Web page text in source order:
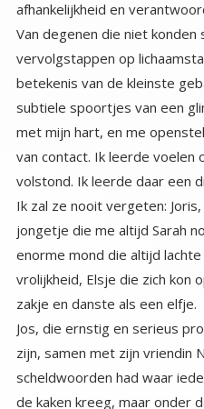
afhankelijkheid en
Van degenen die niet konden
vervolgstappen op
betekenis van de kleinste
subtiele spoortjes van een
met mijn hart, en me
van contact. Ik leerde voelen
volstond. Ik leerde daar een
Ik zal ze nooit vergeten:
jongetje die me altijd Sarah
enorme mond die altijd
vrolijkheid, Elsje die zich kon
zakje en danste als een elfje.
Jos, die ernstig en serieus
zijn, samen met zijn vriendin
scheldwoorden had waar
de kaken kreeg, maar onder